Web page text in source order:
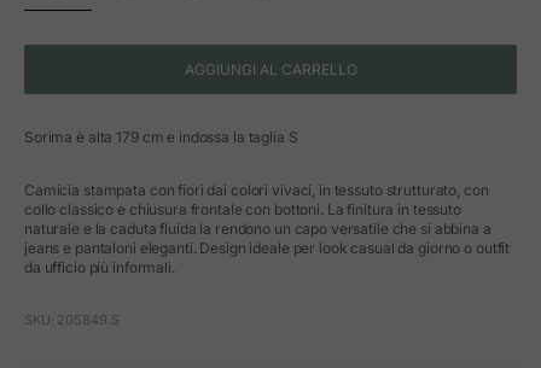
AGGIUNGI AL CARRELLO
Sorima è alta 179 cm e indossa la taglia S
Camicia stampata con fiori dai colori vivaci, in tessuto strutturato, con
collo classico e chiusura frontale con bottoni. La finitura in tessuto
naturale e la caduta fluida la rendono un capo versatile che si abbina a
jeans e pantaloni eleganti. Design ideale per look casual da giorno o outfit
da ufficio più informali.
SKU: 205849.S